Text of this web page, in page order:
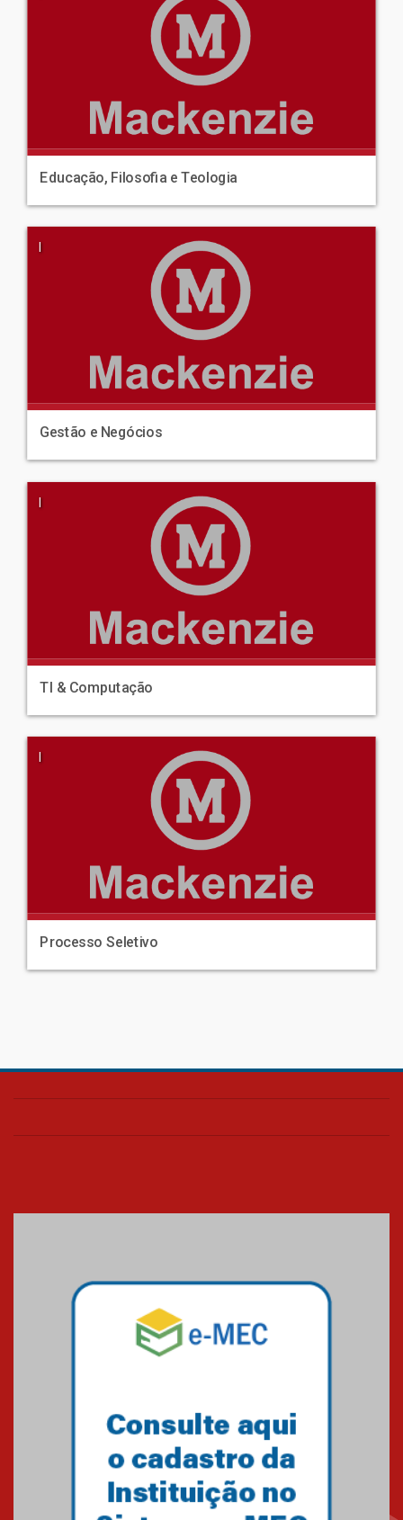
Educação, Filosofia e Teologia
|
Gestão e Negócios
|
TI & Computação
|
Processo Seletivo